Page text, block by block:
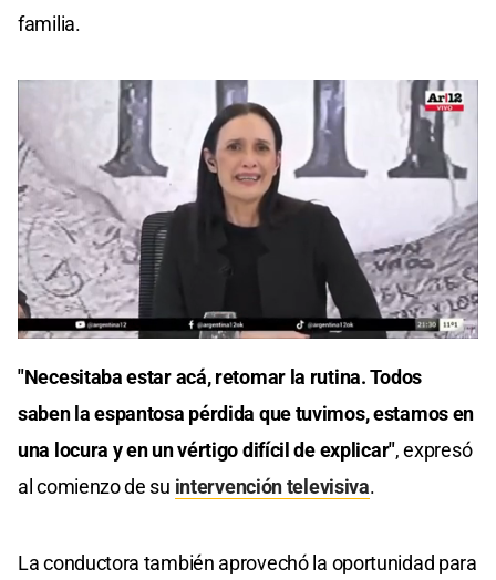
familia.
of
seconds
"Necesitaba estar acá, retomar la rutina. Todos
saben la espantosa pérdida que tuvimos, estamos en
una locura y en un vértigo difícil de explicar", expresó
al comienzo de su intervención televisiva.
La conductora también aprovechó la oportunidad para